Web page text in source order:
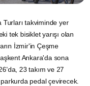
takviminde yer
tek bisiklet yarışı olan
İzmir'in Çeşme
Ankara'da sona
23 takım ve 27
pedal çevirecek.